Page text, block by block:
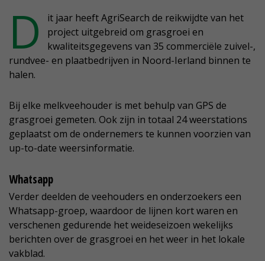
D
it jaar heeft AgriSearch de reikwijdte van het
project uitgebreid om grasgroei en
kwaliteitsgegevens van 35 commerciële zuivel-,
rundvee- en plaatbedrijven in Noord-Ierland binnen te
halen.
Bij elke melkveehouder is met behulp van GPS de
grasgroei gemeten. Ook zijn in totaal 24 weerstations
geplaatst om de ondernemers te kunnen voorzien van
up-to-date weersinformatie.
Whatsapp
Verder deelden de veehouders en onderzoekers een
Whatsapp-groep, waardoor de lijnen kort waren en
verschenen gedurende het weideseizoen wekelijks
berichten over de grasgroei en het weer in het lokale
vakblad.